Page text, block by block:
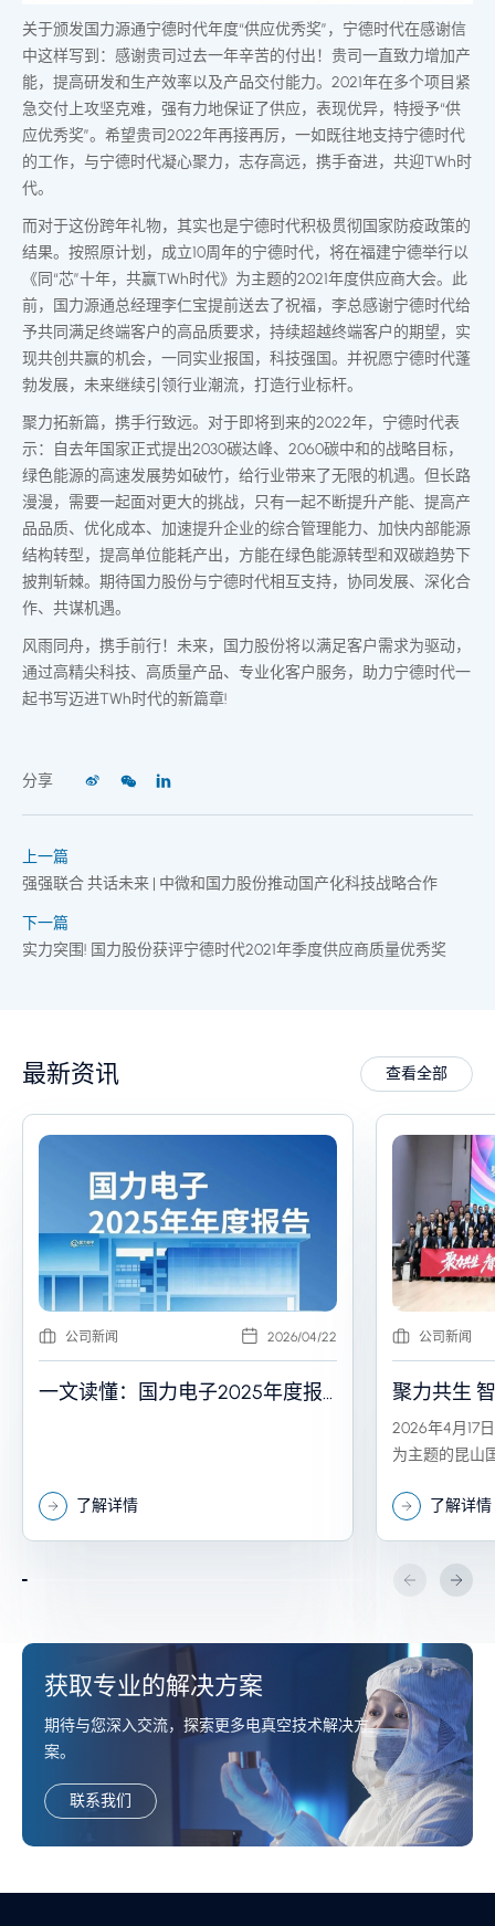
关于颁发国力源通宁德时代年度“供应优秀奖”，宁德时代在感谢信
中这样写到：感谢贵司过去一年辛苦的付出！贵司一直致力增加产
能，提高研发和生产效率以及产品交付能力。2021年在多个项目紧
急交付上攻坚克难，强有力地保证了供应，表现优异，特授予“供
应优秀奖”。希望贵司2022年再接再厉，一如既往地支持宁德时代
的工作，与宁德时代凝心聚力，志存高远，携手奋进，共迎TWh时
代。
而对于这份跨年礼物，其实也是宁德时代积极贯彻国家防疫政策的
结果。按照原计划，成立10周年的宁德时代，将在福建宁德举行以
《同“芯”十年，共赢TWh时代》为主题的2021年度供应商大会。此
前，国力源通总经理李仁宝提前送去了祝福，李总感谢宁德时代给
予共同满足终端客户的高品质要求，持续超越终端客户的期望，实
现共创共赢的机会，一同实业报国，科技强国。并祝愿宁德时代蓬
勃发展，未来继续引领行业潮流，打造行业标杆。
聚力拓新篇，携手行致远。对于即将到来的2022年，宁德时代表
示：自去年国家正式提出2030碳达峰、2060碳中和的战略目标，
绿色能源的高速发展势如破竹，给行业带来了无限的机遇。但长路
漫漫，需要一起面对更大的挑战，只有一起不断提升产能、提高产
品品质、优化成本、加速提升企业的综合管理能力、加快内部能源
结构转型，提高单位能耗产出，方能在绿色能源转型和双碳趋势下
披荆斩棘。期待国力股份与宁德时代相互支持，协同发展、深化合
作、共谋机遇。
风雨同舟，携手前行！未来，国力股份将以满足客户需求为驱动，
通过高精尖科技、高质量产品、专业化客户服务，助力宁德时代一
起书写迈进TWh时代的新篇章!
分享
上一篇
强强联合 共话未来 | 中微和国力股份推动国产化科技战略合作
下一篇
实力突围! 国力股份获评宁德时代2021年季度供应商质量优秀奖
最新资讯 查看全部
公司新闻 2026/04/22
一文读懂：国力电子2025年度报
了解详情
公司新闻
聚力共生
力电子
举行
2026年4月17
为主题的昆山
会在昆山隆重
了解详情
获取专业的解决方案
期待与您深入交流，探索更多电真空技术解决方
案。
联系我们